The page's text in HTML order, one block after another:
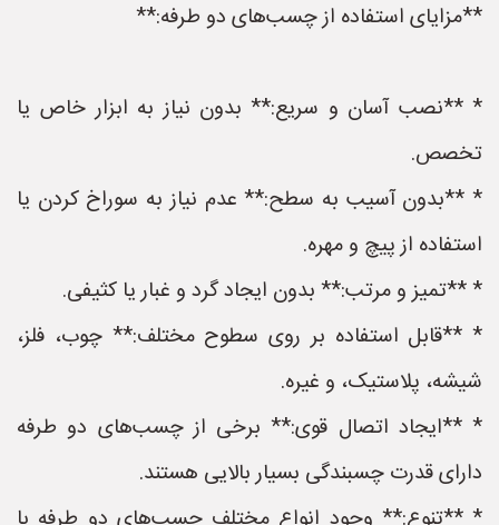
**مزایای استفاده از چسب‌های دو طرفه:**
* **نصب آسان و سریع:** بدون نیاز به ابزار خاص یا
تخصص.
* **بدون آسیب به سطح:** عدم نیاز به سوراخ کردن یا
استفاده از پیچ و مهره.
* **تمیز و مرتب:** بدون ایجاد گرد و غبار یا کثیفی.
* **قابل استفاده بر روی سطوح مختلف:** چوب، فلز،
شیشه، پلاستیک، و غیره.
* **ایجاد اتصال قوی:** برخی از چسب‌های دو طرفه
دارای قدرت چسبندگی بسیار بالایی هستند.